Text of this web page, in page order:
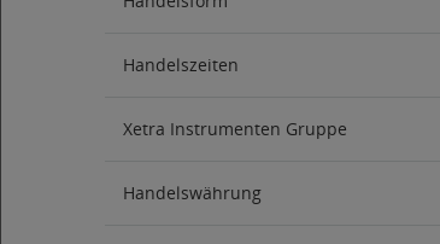
Handelszeiten
Xetra Instrumenten Gruppe
Handelswährung